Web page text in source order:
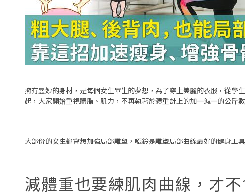
擁有曼妙的身材，是每個女生畢生的夢想，為了穿上美麗的衣服，從學
起，大家開始重視體脂、肌力，不再執著於體重計上的加一減一的公斤
大部份的女生都會想加強局部雕塑，啞鈴是雕塑局部曲線最好的健身工
減體重也要練肌肉曲線，才